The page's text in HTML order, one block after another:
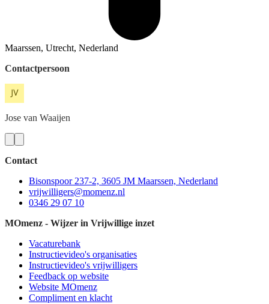
Maarssen, Utrecht, Nederland
Contactpersoon
Jose van Waaijen
Contact
Bisonspoor 237-2, 3605 JM Maarssen, Nederland
vrijwilligers@momenz.nl
0346 29 07 10
MOmenz - Wijzer in Vrijwillige inzet
Vacaturebank
Instructievideo's organisaties
Instructievideo's vrijwilligers
Feedback op website
Website MOmenz
Compliment en klacht